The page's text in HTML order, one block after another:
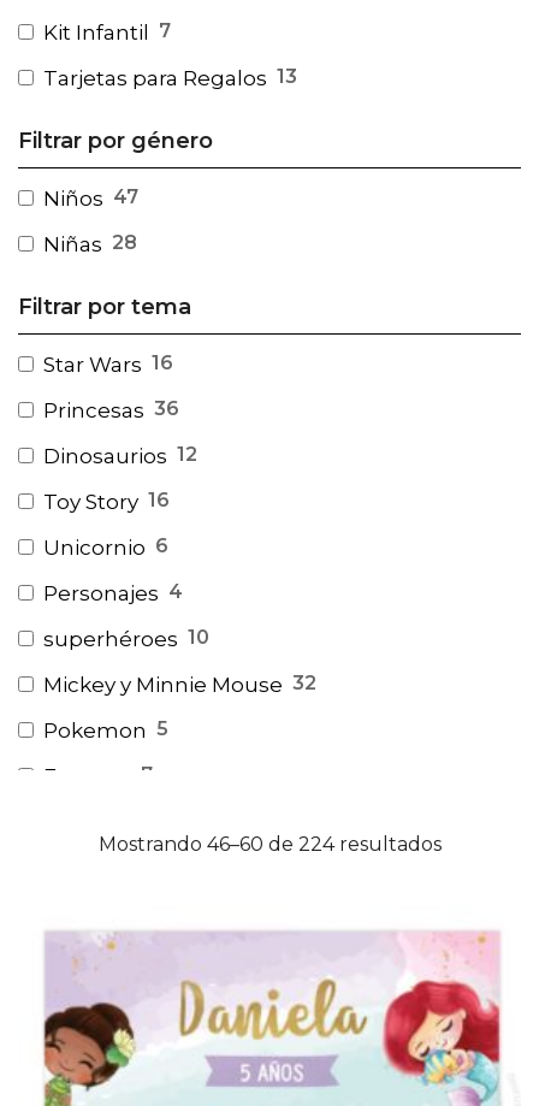
Kit Infantil 7
Tarjetas para Regalos 13
Filtrar por género
Niños 47
Niñas 28
Filtrar por tema
Star Wars 16
Princesas 36
Dinosaurios 12
Toy Story 16
Unicornio 6
Personajes 4
superhéroes 10
Mickey y Minnie Mouse 32
Pokemon 5
Encanto 7
Gallinita Pintadita
Plim Plim
Peppa Pig
Masha y El Oso 4
Mostrando 46–60 de 224 resultados